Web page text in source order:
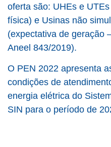
oferta são: UHEs e
física) e Usinas não
(expectativa de geração
Aneel 843/2019).
O PEN 2022 apresenta
condições de
energia elétrica do
SIN para o período de